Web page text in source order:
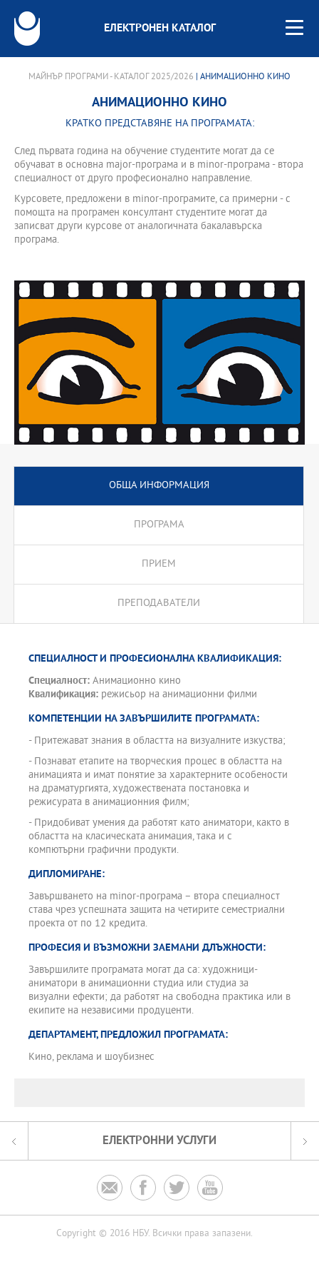
ЕЛЕКТРОНЕН КАТАЛОГ
МАЙНЪР ПРОГРАМИ - КАТАЛОГ 2025/2026 | АНИМАЦИОННО КИНО
АНИМАЦИОННО КИНО
КРАТКО ПРЕДСТАВЯНЕ НА ПРОГРАМАТА:
След първата година на обучение студентите могат да се
обучават в основна major-програма и в minor-програма - втора
специалност от друго професионално направление.
Курсовете, предложени в minor-програмите, са примерни - с
помощта на програмен консултант студентите могат да
записват други курсове от аналогичната бакалавърска
програма.
ОБЩА ИНФОРМАЦИЯ
ПРОГРАМА
ПРИЕМ
ПРЕПОДАВАТЕЛИ
СПЕЦИАЛНОСТ И ПРОФЕСИОНАЛНА КВАЛИФИКАЦИЯ:
Специалност: Анимационно кино
Квалификация: режисьор на анимационни филми
КОМПЕТЕНЦИИ НА ЗАВЪРШИЛИТЕ ПРОГРАМАТА:
- Притежават знания в областта на визуалните изкуства;
- Познават етапите на творческия процес в областта на
анимацията и имат понятие за характерните особености
на драматургията, художествената постановка и
режисурата в анимационния филм;
- Придобиват умения да работят като аниматори, както в
областта на класическата анимация, така и с
компютърни графични продукти.
ДИПЛОМИРАНЕ:
Завършването на minor-програма – втора специалност
става чрез успешната защита на четирите семестриални
проекта от по 12 кредита.
ПРОФЕСИЯ И ВЪЗМОЖНИ ЗАЕМАНИ ДЛЪЖНОСТИ:
Завършилите програмата могат да са: художници-
аниматори в анимационни студиа или студиа за
визуални ефекти; да работят на свободна практика или в
екипите на независими продуценти.
ДЕПАРТАМЕНТ, ПРЕДЛОЖИЛ ПРОГРАМАТА:
Кино, реклама и шоубизнес
ЕЛЕКТРОННИ УСЛУГИ
   
Copyright © 2016 НБУ. Всички права запазени.